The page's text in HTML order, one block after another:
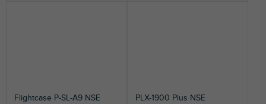
Flightcase P-SL-A9 NSE PLX-1900 Plus NSE